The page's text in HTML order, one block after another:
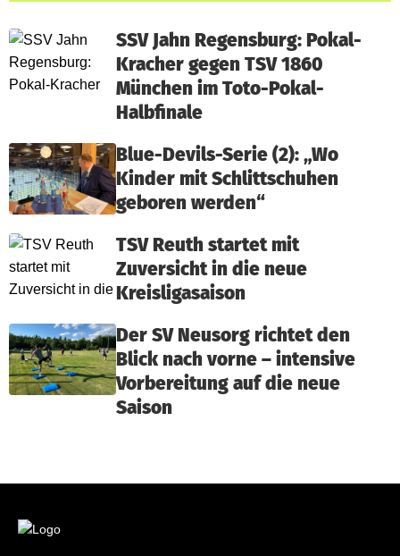
SSV Jahn Regensburg: Pokal-
Kracher gegen TSV 1860
München im Toto-Pokal-
Halbfinale
Blue-Devils-Serie (2): „Wo
Kinder mit Schlittschuhen
geboren werden“
TSV Reuth startet mit
Zuversicht in die neue
Kreisligasaison
Der SV Neusorg richtet den
Blick nach vorne – intensive
Vorbereitung auf die neue
Saison